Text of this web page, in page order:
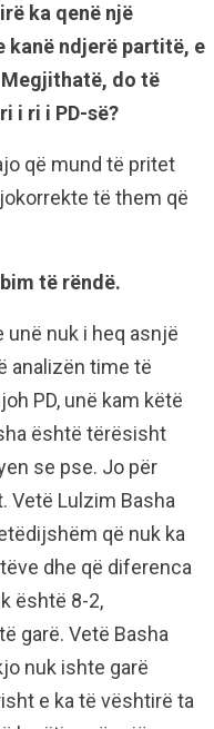
ka qenë një
kanë ndjerë partitë, e
do të
i ri i PD-së?
që mund të pritet
të them që
të rëndë.
nuk i heq asnjë
analizën time të
PD, unë kam këtë
është tërësisht
se pse. Jo për
Vetë Lulzim Basha
që nuk ka
dhe që diferenca
është 8-2,
garë. Vetë Basha
nuk ishte garë
e ka të vështirë ta